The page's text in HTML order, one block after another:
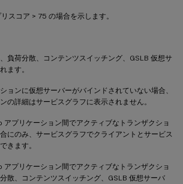
リスコア > 75 の場合を示します。
負荷分散、コンテンツスイッチング、GSLB 仮想サ
ます。
ョンに仮想サーバーがバインドされていない場合、
の詳細はサービスグラフに表示されません。
アプリケーション間でアクティブなトランザクショ
にのみ、サービスグラフでクライアントとサービス
きます。
アプリケーション間でアクティブなトランザクショ
散、コンテンツスイッチング、GSLB 仮想サーバ